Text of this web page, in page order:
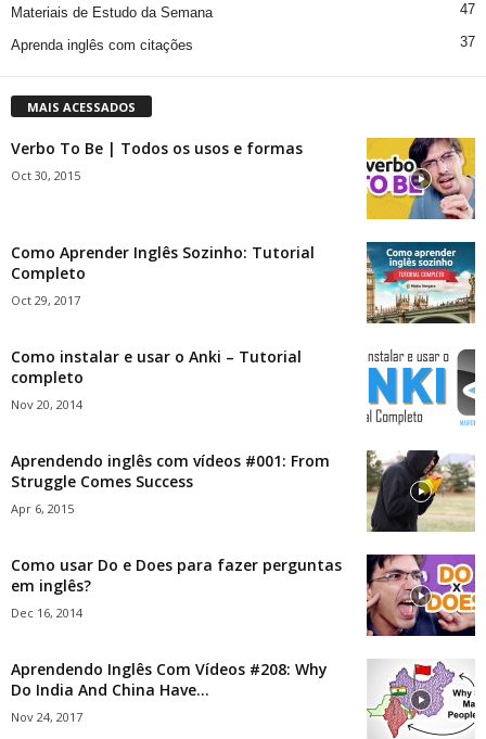
Materiais de Estudo da Semana 47
Aprenda inglês com citações 37
MAIS ACESSADOS
Verbo To Be | Todos os usos e formas
Oct 30, 2015
Como Aprender Inglês Sozinho: Tutorial
Completo
Oct 29, 2017
Como instalar e usar o Anki – Tutorial
completo
Nov 20, 2014
Aprendendo inglês com vídeos #001: From
Struggle Comes Success
Apr 6, 2015
Como usar Do e Does para fazer perguntas
em inglês?
Dec 16, 2014
Aprendendo Inglês Com Vídeos #208: Why
Do India And China Have...
Nov 24, 2017